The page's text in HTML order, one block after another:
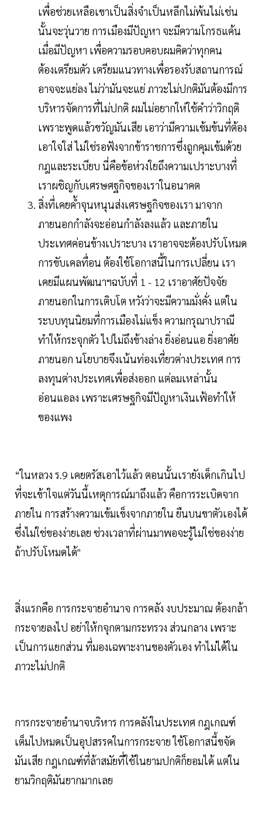
เพื่อช่วยเหลือเขาเป็นสิ่งจำเป็นหลีกไม่พ้นไม่เช่น
นั้นจะวุ่นวาย การเมืองมีปัญหา จะมีความโกรธแค้น
เมื่อมีปัญหา เพื่อความรอบคอบผมคิดว่าทุกคน
ต้องเตรียมตัว เตรียมแนวทางเพื่อรองรับสถานการณ์
อาจจะแย่ลง ไม่ว่ามันจะแย่ ภาวะไม่ปกติมันต้องมีการ
บริหารจัดการที่ไม่ปกติ ผมไม่อยากให่ใช้คำว่าวิกฤติ
เพราะพูดแล้วขวัญมันเสีย เอาว่ามีความเข้มข้นที่ต้อง
เอาใจใส่ ไม่ใช่รอฟังจากข้าราชการซึ่งถูกคุมเข้มด้วย
กฎและระเบียบ นี่คือข้อห่วงใยถึงความเปราะบางที่
เราผชิญกับเศรษศฐกิจของเราในอนาคต
สิ่งที่เคยค้ำจุนหนุนส่งเศรษฐกิจของเรา มาจาก
ภายนอกกำลังจะอ่อนกำลังลงแล้ว และภายใน
ประเทศค่อนข้างเปราะบาง เราอาจจะต้องปรับโหมด
การขับเคลทื่อน ต้องใช้โอกาสนี้ในการเปลี่ยน เรา
เคยมีแผนพัฒนาฯฉบับที่ 1 - 12 เราอาศัยปัจจัย
ภายนอกในการเติบโต หวังว่าจะมีความมั่งคั่ง แต่ใน
ระบบทุนนิยมที่การเมืองไม่แข็ง ความกรุณาปราณี
ทำให้กระจุกตัว ไปไม่ถึงข้างล่าง ยิ่งอ่อนแอ ยิ่งอาศัย
ภายนอก นโยบายจึงเน้นท่องเที่ยวต่างประเทศ การ
ลงทุนต่างประเทศเพื่อส่งออก แต่ลมเหล่านั้น
อ่อนแอลง เพราะเศรษฐกิจมีปัญหาเงินเฟ้อทำให้
ของแพง
“ในหลวง ร.9 เคยตรัสเอาไว้แล้ว ตอนนั้นเรายังเด็กเกินไป
ที่จะเข้าใจแต่วันนี้เหตุการณ์มาถึงแล้ว คือการระเบิดจาก
ภายใน การสร้างความเข้มเข็งจากภายใน ยืนบนขาตัวเองได้
ซึ่งไม่ใช่ของง่ายเลย ช่วงเวลาที่ผ่านมาพอจะรู้ไม่ใช่ของง่าย
ถ้าปรับโหมดได้"
สิ่งแรกคือ การกระจายอำนาจ การคลัง งบประมาณ ต้องกล้า
กระจายลงไป อย่าให้กจุกตามกระทรวง ส่วนกลาง เพราะ
เป็นการแยกส่วน ที่มองเฉพาะงานของตัวเอง ทำไม่ได้ใน
ภาวะไม่ปกติ
การกระจายอำนาจบริหาร การคลังในประเทศ กฎเกณฑ์
เต็มไปหมดเป็นอุปสรรคในการกระจาย ใช้โอกาสนี้ขจัด
มันเสีย กฎเกณฑ์ที่ล้าสมัยที่ใช้ในยามปกติก็ยอมได้ แต่ใน
ยามวิกฤติมันยากมากเลย